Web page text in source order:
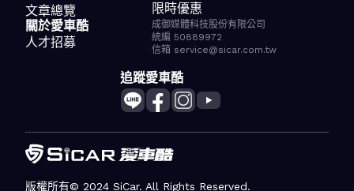
文章總覽
限時優惠
關於愛車酷
人才招募
成御媒體科技股份有限公司
統編 50889972
信箱 service@sicar.com.tw
追蹤愛車酷
版權所有© 2024 SiCar. All Rights Reserved.